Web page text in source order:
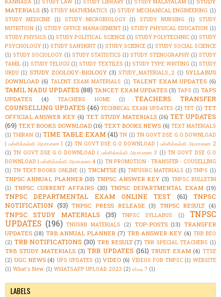
MATERIALS (5) STUDY MATHEMATICS (1) STUDY MECHANICAL ENGINEERING (1)
STUDY MEDICINE
(1) STUDY MICROBIOLOGY (1) STUDY NURSING (1)
STUDY
NUTRITION (1) STUDY OFFICE MANAGEMENT (1) STUDY PHYSICAL EDUCATION (1)
STUDY PHYSICS (1) STUDY POLITICAL SCIENCE (1) STUDY POLYTECHNIC (1) STUDY
PSYCHOLOGY (1) STUDY SANSKRIT (1) STUDY SCIENCE (1) STUDY SOCIAL SCIENCE
(1) STUDY SOCIOLOGY (1) STUDY STATISTICS (1) STUDY STENOGRAPHY (1) STUDY
TAMIL (1) STUDY TELUGU (1) STUDY TEXTILES (1) STUDY TYPE WRITING (1) STUDY
URDU (1) STUDY ZOOLOGY-BIOLOGY (3) STUDY_MATERIALS_2 (1) SYLLABUS
DOWNLOAD (6) TALENT EXAM MATERIALS (1) TALENT EXAM UPDATES (6)
TAMIL NADU UPDATES (88) TANCET EXAM UPDATES (3) TAPS (1) TAPS
UPDATES
(4) TEACHERS HOME (1)
TEACHERS TRANSFER
COUNSELLING UPDATES (46) TECHNICAL EXAM UPDATES (2) TET (1) TET
OFFICIAL ANSWER KEY (6) TET STUDY MATERIALS (16) TET UPDATES
(69) TEXT BOOKS DOWNLOAD (16) TEXT BOOKS NEWS (6) TEXT MATERIALS
(1) THIRAN (1) TIME TABLE EXAM (41) TN (1) TN GOVT DSE G.O DOWNLOAD
| பள்ளிக்கல்வி அரசாணை 1 (2) TN GOVT DSE G.O DOWNLOAD | பள்ளிக்கல்வி அரசாணை 2
(1) TN GOVT DSE G.O DOWNLOAD | பள்ளிக்கல்வி அரசாணை 3 (1) TN GOVT DSE G.O
DOWNLOAD | பள்ளிக்கல்வி அரசாணை 4 (1) TN PROMOTION - TRANSFER - COUSELLING
(1) TN TEXT BOOKS ONLINE (1) TNCMTSE (5) TNFUSRC MATERIALS (1) TNPS (1)
TNPSC ANNUAL PLANNER (10) TNPSC ANSWER KEY (3) TNPSC BULLETIN
(1) TNPSC CURRENT AFFAIRS (20) TNPSC DEPARTMENTAL EXAM (19)
TNPSC DEPARTMENTAL EXAM ONLINE TEST (61)
TNPSC
NOTIFICATION (53) TNPSC PRESS RELEASE (3) TNPSC RESULT (4)
TNPSC STUDY MATERIALS (35) TNPSC SYLLABUS (1)
TNPSC
UPDATES (196) TNUSRB MATERIALS (2) TOP-POSTS (13) TRANSFER
UPDATES (18) TRB ANNUAL PLANNER (7) TRB ANSWER KEY (4) TRB BEO
(2) TRB NOTIFICATIONS (30) TRB RESULT (7) TRB SPECIAL TEACHERS (1)
TRB STUDY MATERIALS (3) TRB UPDATES (161) TRUST EXAM (4) TTSE
(2) UGC NEWS (4) UPS UPDATES (1) VIDEO (6) VIDEOS FOR TNPSC (1) WEBSITE
(1) What's New. (1) WHATSAPP UPLOAD 2023 (2) எப்படி ? (1)
LABELS